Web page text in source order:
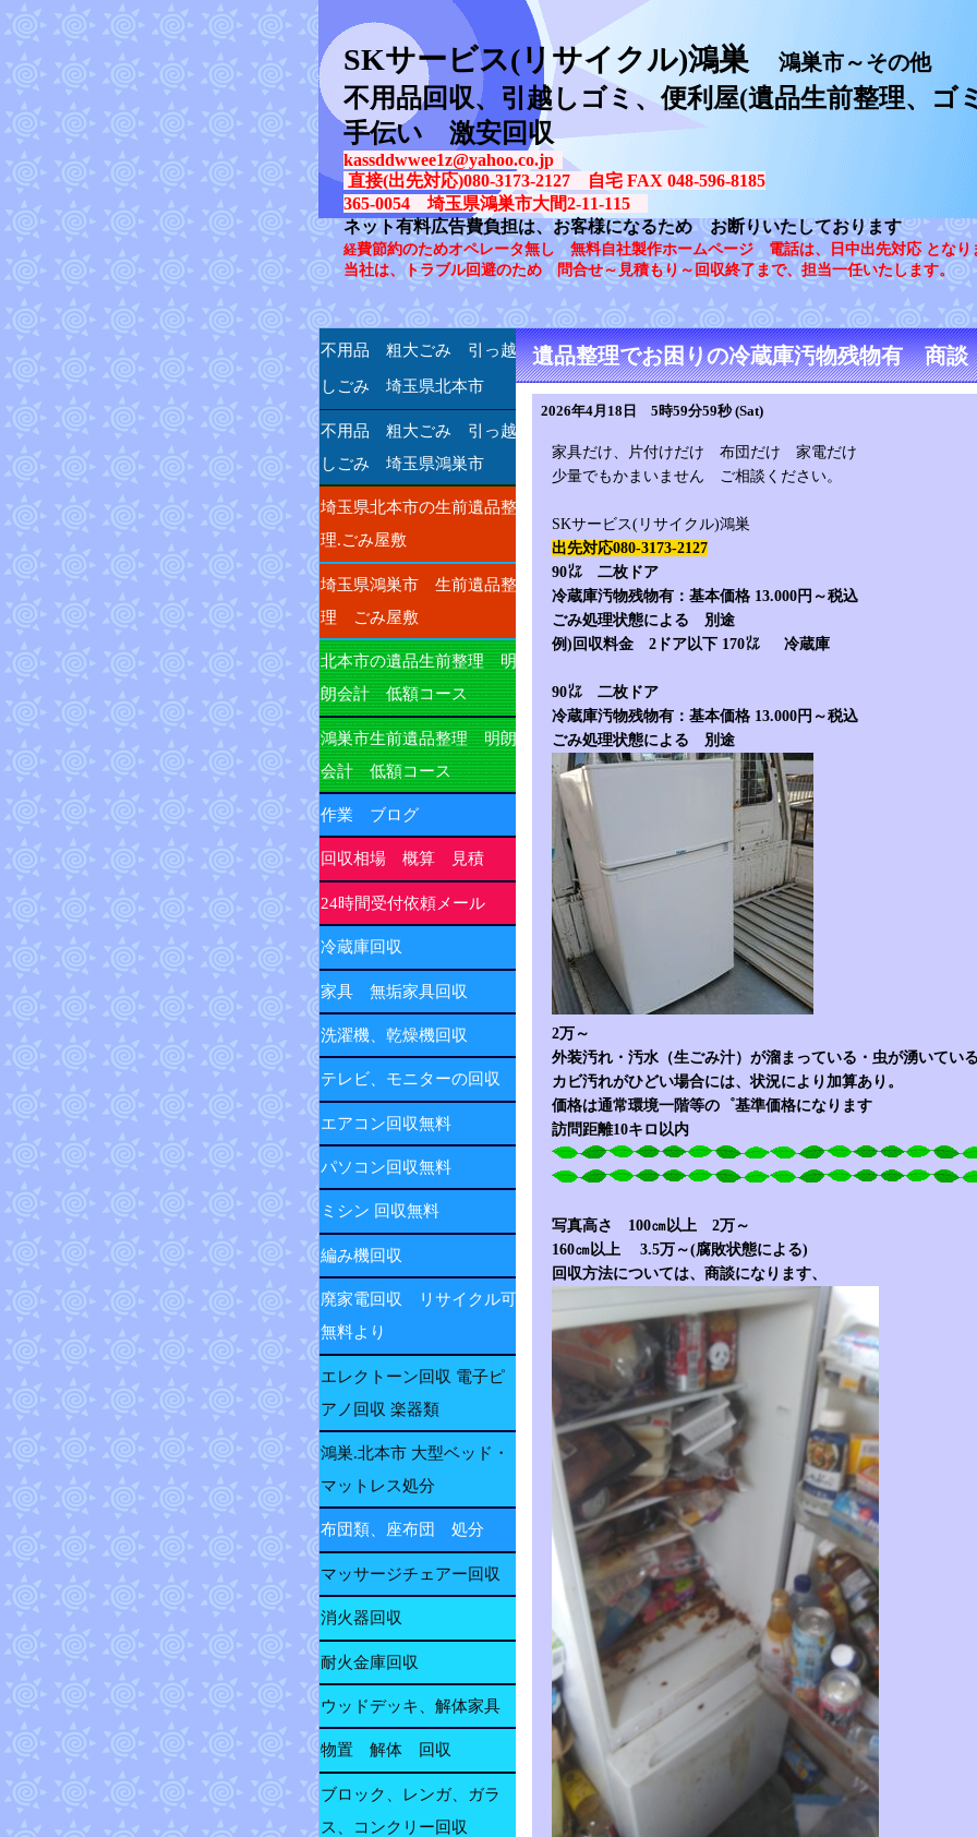
SKサービス(リサイクル)鴻巣 鴻巣市～その他
不用品回収、引越しゴミ、便利屋(遺品生前整理、ゴ
手伝い 激安回収
kassddwwee1z@yahoo.co.jp
直接(出先対応)080-3173-2127 自宅 FAX 048-596-8185
365-0054 埼玉県鴻巣市大間2-11-115
ネット有料広告費負担は、お客様になるため お断りいたしております
経費節約のためオペレータ無し 無料自社製作ホームページ 電話は、日中出先対応 とな
当社は、トラブル回避のため 問合せ～見積もり～回収終了まで、担当一任いたします。
遺品整理でお困りの冷蔵庫汚物残物有 商談
2026年4月18日 5時59分59秒 (Sat)
家具だけ、片付けだけ 布団だけ 家電だけ
少量でもかまいません ご相談ください。
SKサービス(リサイクル)鴻巣
出先対応080-3173-2127
90㍑ 二枚ドア
冷蔵庫汚物残物有：基本価格 13.000円～税込
ごみ処理状態による 別途
例)回収料金 2ドア以下 170㍑ 冷蔵庫
90㍑ 二枚ドア
冷蔵庫汚物残物有：基本価格 13.000円～税込
ごみ処理状態による 別途
2万～
外装汚れ・汚水（生ごみ汁）が溜まっている・虫が湧いてい
カビ汚れがひどい場合には、状況により加算あり。
価格は通常環境一階等の゜基準価格になります
訪問距離10キロ以内
写真高さ 100㎝以上 2万～
160㎝以上 3.5万～(腐敗状態による)
回収方法については、商談になります、
不用品 粗大ごみ 引っ越
しごみ 埼玉県北本市
不用品 粗大ごみ 引っ越
しごみ 埼玉県鴻巣市
埼玉県北本市の生前遺品整
理.ごみ屋敷
埼玉県鴻巣市 生前遺品整
理 ごみ屋敷
北本市の遺品生前整理 明
朗会計 低額コース
鴻巣市生前遺品整理 明朗
会計 低額コース
作業 ブログ
回収相場 概算 見積
24時間受付依頼メール
冷蔵庫回収
家具 無垢家具回収
洗濯機、乾燥機回収
テレビ、モニターの回収
エアコン回収無料
パソコン回収無料
ミシン 回収無料
編み機回収
廃家電回収 リサイクル可
無料より
エレクトーン回収 電子ピ
アノ回収 楽器類
鴻巣.北本市 大型ベッド・
マットレス処分
布団類、座布団 処分
マッサージチェアー回収
消火器回収
耐火金庫回収
ウッドデッキ、解体家具
物置 解体 回収
ブロック、レンガ、ガラ
ス、コンクリー回収